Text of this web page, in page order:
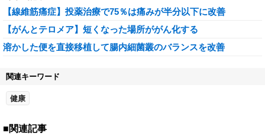
【線維筋痛症】投薬治療で75％は痛みが半分以下に改善
【がんとテロメア】短くなった場所ががん化する
溶かした便を直接移植して腸内細菌叢のバランスを改善
関連キーワード
健康
■関連記事